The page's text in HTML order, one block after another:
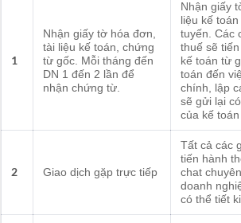
1
Nhận giấy tờ hóa đơn,
tài liệu kế toán, chứng
từ gốc. Mỗi tháng đến
DN 1 đến 2 lần để
nhận chứng từ.
Nhận giấy
liệu kế
tuyến. Các
thuế sẽ
kế toán từ
toán đến
chính, lập
sẽ gửi lại
của kế
2 Giao dịch gặp trực tiếp
Tất cả các
tiến hành
chat
doanh
có thể tiết